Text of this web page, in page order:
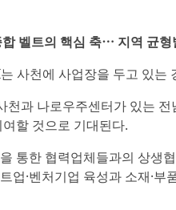
벨트의 핵심 축⋯ 지역 균형
사천에 사업장을 두고 있는
천과 나로우주센터가 있는
할 것으로 기대된다.
통한 협력업체들과의 상
업·벤처기업 육성과 소재·